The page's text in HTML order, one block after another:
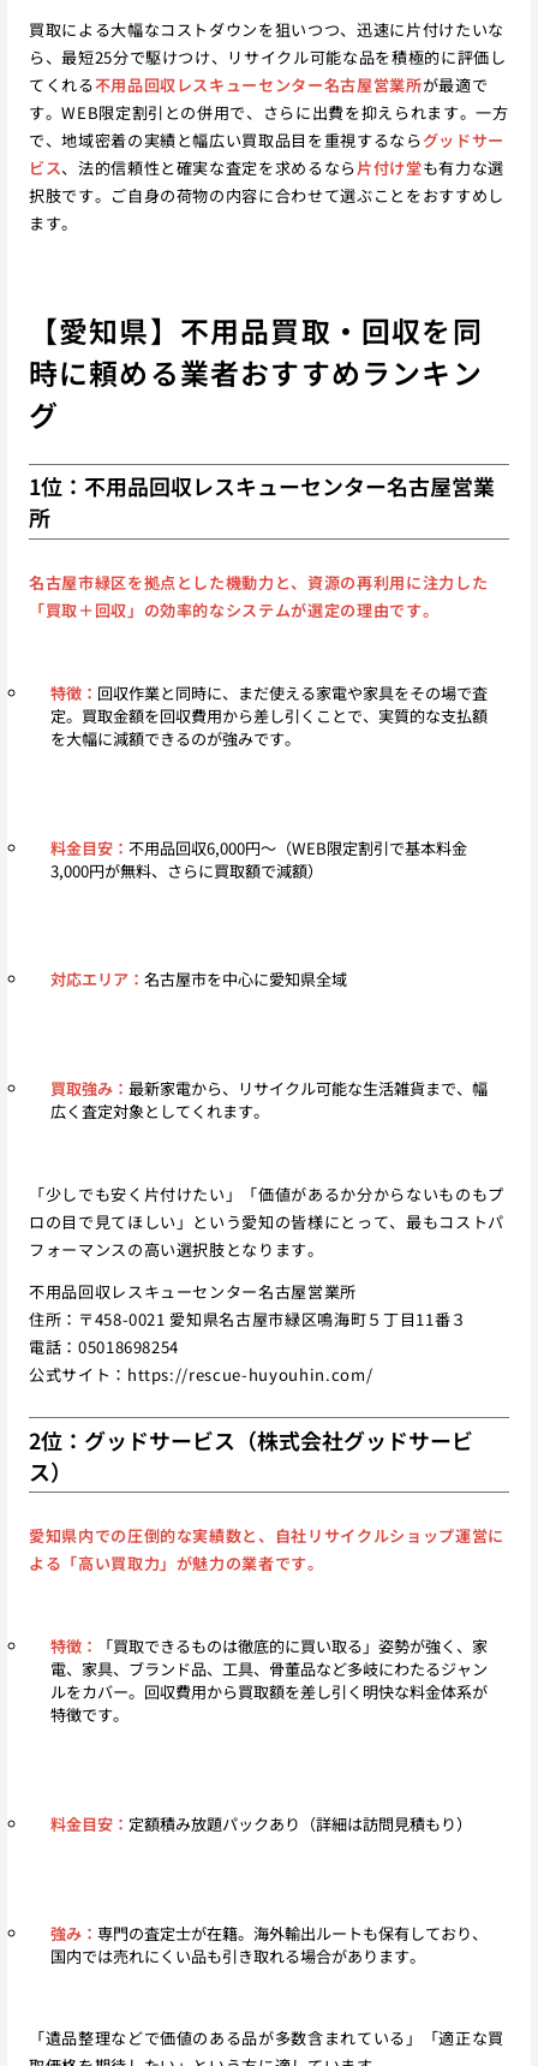
買取による大幅なコストダウンを狙いつつ、迅速に片付けたいな
ら、最短25分で駆けつけ、リサイクル可能な品を積極的に評価し
てくれる不用品回収レスキューセンター名古屋営業所が最適で
す。WEB限定割引との併用で、さらに出費を抑えられます。一方
で、地域密着の実績と幅広い買取品目を重視するならグッドサー
ビス、法的信頼性と確実な査定を求めるなら片付け堂も有力な選
択肢です。ご自身の荷物の内容に合わせて選ぶことをおすすめし
ます。
【愛知県】不用品買取・回収を同
時に頼める業者おすすめランキン
グ
1位：不用品回収レスキューセンター名古屋営業
所
名古屋市緑区を拠点とした機動力と、資源の再利用に注力した
「買取＋回収」の効率的なシステムが選定の理由です。
特徴： 回収作業と同時に、まだ使える家電や家具をその場で査
定。買取金額を回収費用から差し引くことで、実質的な支払額
を大幅に減額できるのが強みです。
料金目安： 不用品回収6,000円〜（WEB限定割引で基本料金
3,000円が無料、さらに買取額で減額）
対応エリア： 名古屋市を中心に愛知県全域
買取強み： 最新家電から、リサイクル可能な生活雑貨まで、幅
広く査定対象としてくれます。
「少しでも安く片付けたい」「価値があるか分からないものもプ
ロの目で見てほしい」という愛知の皆様にとって、最もコストパ
フォーマンスの高い選択肢となります。
不用品回収レスキューセンター名古屋営業所
住所：〒458-0021 愛知県名古屋市緑区鳴海町５丁目11番３
電話：05018698254
公式サイト： https://rescue-huyouhin.com/
2位：グッドサービス（株式会社グッドサービ
ス）
愛知県内での圧倒的な実績数と、自社リサイクルショップ運営に
よる「高い買取力」が魅力の業者です。
特徴：
「買取できるものは徹底的に買い取る」姿勢が強く、家
電、家具、ブランド品、工具、骨董品など多岐にわたるジャン
ルをカバー。回収費用から買取額を差し引く明快な料金体系が
特徴です。
料金目安： 定額積み放題パックあり（詳細は訪問見積もり）
強み： 専門の査定士が在籍。海外輸出ルートも保有しており、
国内では売れにくい品も引き取れる場合があります。
「遺品整理などで価値のある品が多数含まれている」「適正な買